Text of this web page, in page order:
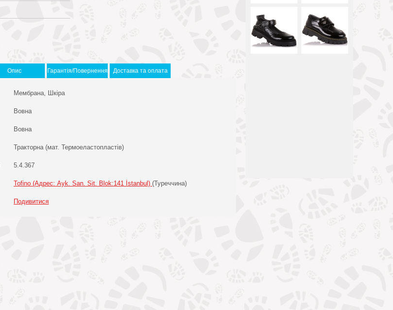
Опис Гарантія/Повернення Доставка та оплата
Мембрана, Шкіра
Вовна
Вовна
Тракторна (мат. Термоеластопластів)
5.4.367
Tofino (Адрес: Ayk. San. Sit. Blok:141 İstanbul) (Туреччина)
Подивитися